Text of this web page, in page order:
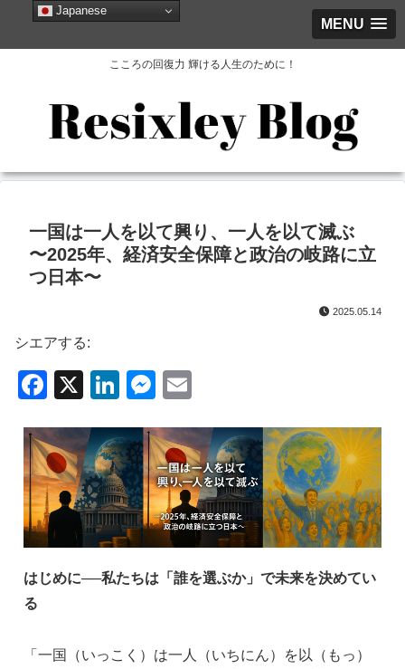
MENU
こころの回復力 輝ける人生のために！
一国は一人を以て興り、一人を以て滅ぶ
〜2025年、経済安全保障と政治の岐路に立
つ日本〜
2025.05.14
シエアする:
F
c
e
b
o
o
k
X
Li
k
e
dI
n
M
ss
e
n
g
er
ail
はじめに──私たちは「誰を選ぶか」で未来を決めてい
る
「一国（いっこく）は一人（いちにん）を以（もっ）
Japanese